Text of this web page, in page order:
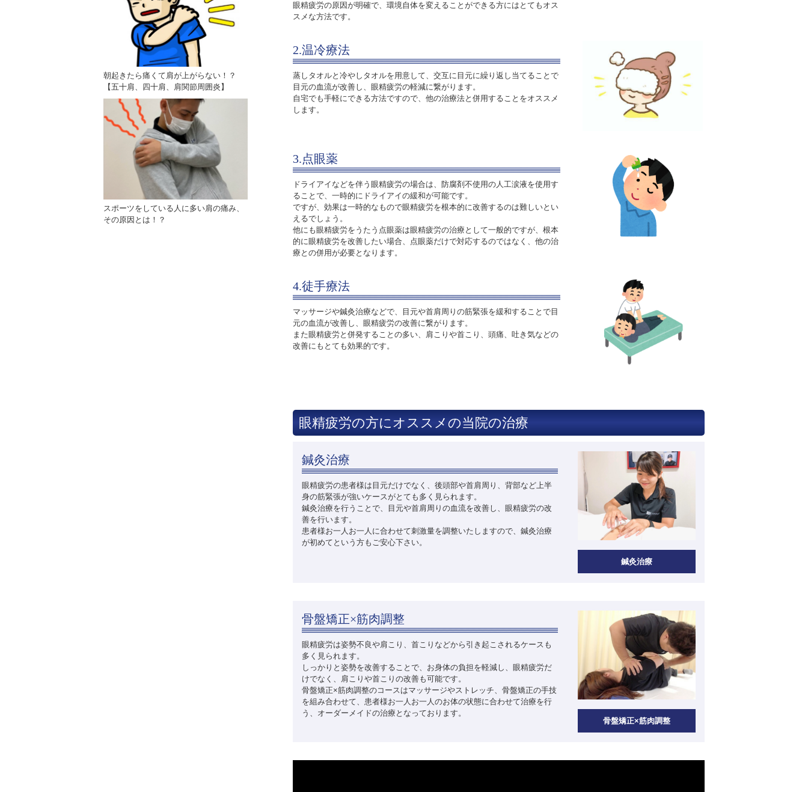
眼精疲労の原因が明確で、環境自体を変えることができる方にはとてもオス
スメな方法です。
2.温冷療法
蒸しタオルと冷やしタオルを用意して、交互に目元に繰り返し当てることで
目元の血流が改善し、眼精疲労の軽減に繋がります。
自宅でも手軽にできる方法ですので、他の治療法と併用することをオススメ
します。
3.点眼薬
ドライアイなどを伴う眼精疲労の場合は、防腐剤不使用の人工涙液を使用す
ることで、一時的にドライアイの緩和が可能です。
ですが、効果は一時的なもので眼精疲労を根本的に改善するのは難しいとい
えるでしょう。
他にも眼精疲労をうたう点眼薬は眼精疲労の治療として一般的ですが、根本
的に眼精疲労を改善したい場合、点眼薬だけで対応するのではなく、他の治
療との併用が必要となります。
4.徒手療法
マッサージや鍼灸治療などで、目元や首肩周りの筋緊張を緩和することで目
元の血流が改善し、眼精疲労の改善に繋がります。
また眼精疲労と併発することの多い、肩こりや首こり、頭痛、吐き気などの
改善にもとても効果的です。
眼精疲労の方にオススメの当院の治療
鍼灸治療
眼精疲労の患者様は目元だけでなく、後頭部や首肩周り、背部など上半
身の筋緊張が強いケースがとても多く見られます。
鍼灸治療を行うことで、目元や首肩周りの血流を改善し、眼精疲労の改
善を行います。
患者様お一人お一人に合わせて刺激量を調整いたしますので、鍼灸治療
が初めてという方もご安心下さい。
鍼灸治療
骨盤矯正×筋肉調整
眼精疲労は姿勢不良や肩こり、首こりなどから引き起こされるケースも
多く見られます。
しっかりと姿勢を改善することで、お身体の負担を軽減し、眼精疲労だ
けでなく、肩こりや首こりの改善も可能です。
骨盤矯正×筋肉調整のコースはマッサージやストレッチ、骨盤矯正の手技
を組み合わせて、患者様お一人お一人のお体の状態に合わせて治療を行
う、オーダーメイドの治療となっております。
骨盤矯正×筋肉調整
朝起きたら痛くて肩が上がらない！？
【五十肩、四十肩、肩関節周囲炎】
スポーツをしている人に多い肩の痛み、
その原因とは！？